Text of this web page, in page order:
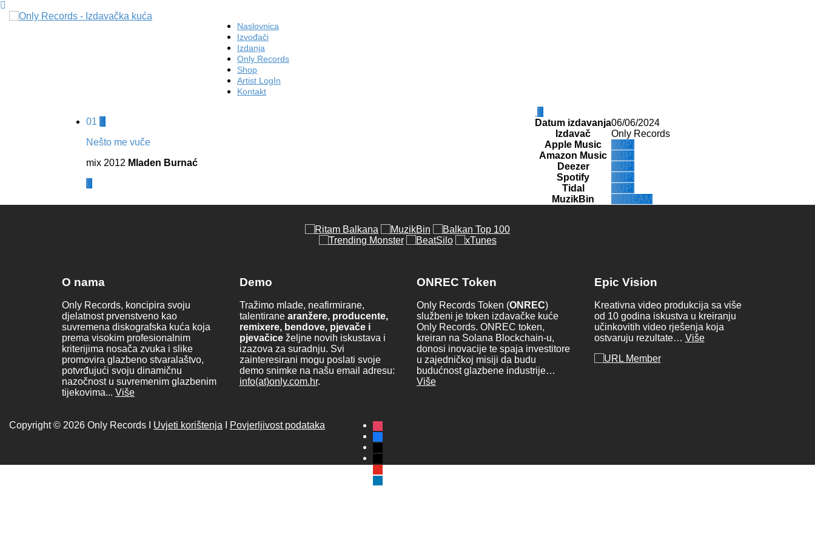
Naslovnica
Izvođači
Izdanja
Only Records
Shop
Artist LogIn
Kontakt
Datum izdavanja06/06/2024
Izdavač
Only Records
Apple Music
KUPI
Amazon Music
KUPI
Deezer
KUPI
Spotify
KUPI
Tidal
KUPI
MuzikBin
STREAM
01
Nešto me vuče
mix 2012 Mladen Burnać
O nama
Only Records, koncipira svoju
djelatnost prvenstveno kao
suvremena diskografska kuća koja
prema visokim profesionalnim
kriterijima nosača zvuka i slike
promovira glazbeno stvaralaštvo,
potvrđujući svoju dinamičnu
nazočnost u suvremenim glazbenim
tijekovima... Više
Demo
Tražimo mlade, neafirmirane,
talentirane aranžere, producente,
remixere, bendove, pjevače i
pjevačiceželjne novih iskustava i
izazova za suradnju. Svi
zainteresirani mogu poslati svoje
demo snimke na našu email adresu:
info(at)only.com.hr.
ONREC Token
Only Records Token (ONREC)
službeni je token izdavačke kuće
Only Records. ONREC token,
kreiran na Solana Blockchain-u,
donosi inovacije te spaja investitore
u zajedničkoj misiji da budu
budućnost glazbene industrije…
Više
Epic Vision
Kreativna video produkcija sa više
od 10 godina iskustva u kreiranju
učinkovitih video rješenja koja
ostvaruju rezultate… Više
Copyright © 2026 Only Records I Uvjeti korištenja Povjerljivost podataka
instagram
facebook
x
tiktok
youtube
linkedin